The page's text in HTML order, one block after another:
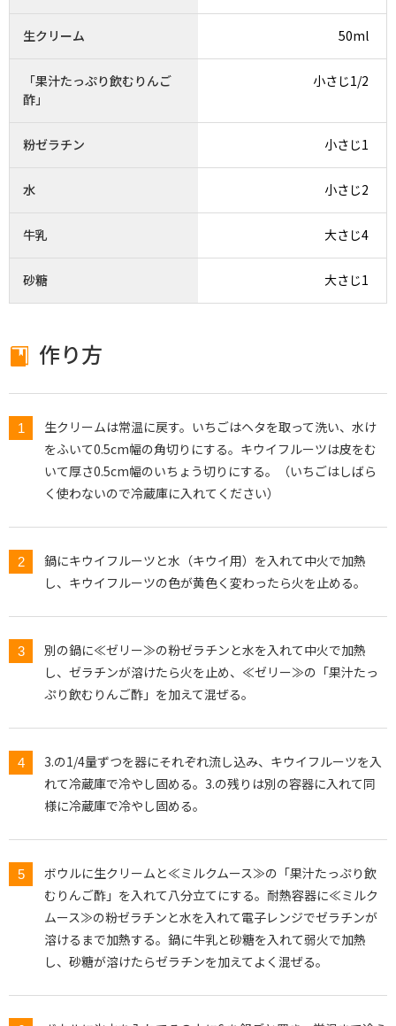
生クリーム 50ml
「果汁たっぷり飲むりんご
酢」
小さじ1/2
粉ゼラチン 小さじ1
水 小さじ2
牛乳 大さじ4
砂糖 大さじ1
作り方
生クリームは常温に戻す。いちごはヘタを取って洗い、水け
をふいて0.5cm幅の角切りにする。キウイフルーツは皮をむ
いて厚さ0.5cm幅のいちょう切りにする。（いちごはしばら
く使わないので冷蔵庫に入れてください）
鍋にキウイフルーツと水（キウイ用）を入れて中火で加熱
し、キウイフルーツの色が黄色く変わったら火を止める。
別の鍋に≪ゼリー≫の粉ゼラチンと水を入れて中火で加熱
し、ゼラチンが溶けたら火を止め、≪ゼリー≫の「果汁たっ
ぷり飲むりんご酢」を加えて混ぜる。
3.の1/4量ずつを器にそれぞれ流し込み、キウイフルーツを入
れて冷蔵庫で冷やし固める。3.の残りは別の容器に入れて同
様に冷蔵庫で冷やし固める。
ボウルに生クリームと≪ミルクムース≫の「果汁たっぷり飲
むりんご酢」を入れて八分立てにする。耐熱容器に≪ミルク
ムース≫の粉ゼラチンと水を入れて電子レンジでゼラチンが
溶けるまで加熱する。鍋に牛乳と砂糖を入れて弱火で加熱
し、砂糖が溶けたらゼラチンを加えてよく混ぜる。